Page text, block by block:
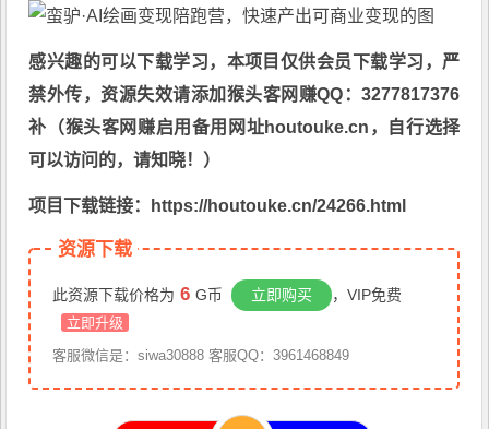
感兴趣的可以下载学习，本项目仅供会员下载学习，严
禁外传，资源失效请添加猴头客网赚QQ：3277817376
补（猴头客网赚启用备用网址houtouke.cn，自行选择
可以访问的，请知晓！）
项目下载链接：https://houtouke.cn/24266.html
资源下载
此资源下载价格为 6 G币 立即购买 ，VIP免费
立即升级
客服微信是：siwa30888 客服QQ：3961468849